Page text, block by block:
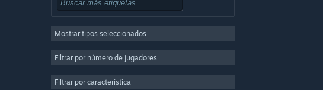
Estrategia
Mostrar tipos seleccionados
Filtrar por número de jugadores
Filtrar por característica